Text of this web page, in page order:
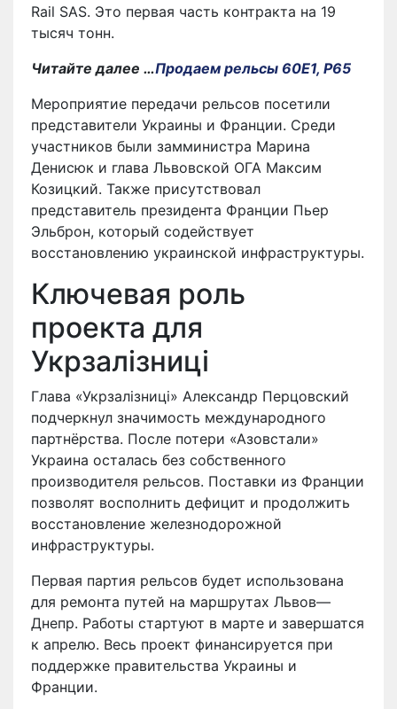
Rail SAS. Это первая часть контракта на 19
тысяч тонн.
Читайте далее …Продаем рельсы 60Е1, Р65
Мероприятие передачи рельсов посетили
представители Украины и Франции. Среди
участников были замминистра Марина
Денисюк и глава Львовской ОГА Максим
Козицкий. Также присутствовал
представитель президента Франции Пьер
Эльброн, который содействует
восстановлению украинской инфраструктуры.
Ключевая роль
проекта для
Укрзалізниці
Глава «Укрзалізниці» Александр Перцовский
подчеркнул значимость международного
партнёрства. После потери «Азовстали»
Украина осталась без собственного
производителя рельсов. Поставки из Франции
позволят восполнить дефицит и продолжить
восстановление железнодорожной
инфраструктуры.
Первая партия рельсов будет использована
для ремонта путей на маршрутах Львов—
Днепр. Работы стартуют в марте и завершатся
к апрелю. Весь проект финансируется при
поддержке правительства Украины и
Франции.